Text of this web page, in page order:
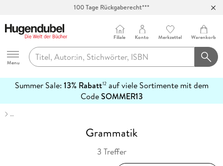
100 Tage Rückgaberecht***
Hugendubel
Menu
Filiale Konto Merkzettel Warenkorb
Summer Sale: 13% Rabatt12auf viele Sortimente mit dem
CodeSOMMER13
erfahren
…
Grammatik
3 Treffer